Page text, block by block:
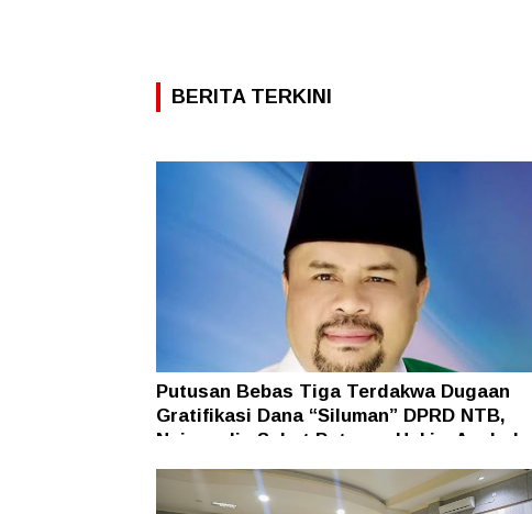
BERITA TERKINI
Putusan Bebas Tiga Terdakwa Dugaan
Gratifikasi Dana “Siluman” DPRD NTB,
Najamudin Sebut Putusan Hakim Aneh dan
Ganjil